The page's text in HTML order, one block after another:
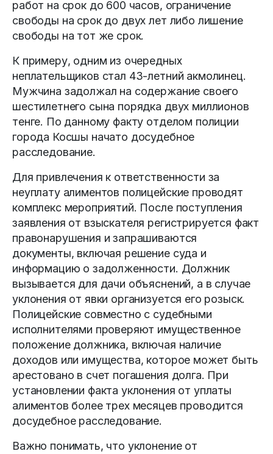
работ на срок до 600 часов, ограничение
свободы на срок до двух лет либо лишение
свободы на тот же срок.
К примеру, одним из очередных
неплательщиков стал 43-летний акмолинец.
Мужчина задолжал на содержание своего
шестилетнего сына порядка двух миллионов
тенге. По данному факту отделом полиции
города Косшы начато досудебное
расследование.
Для привлечения к ответственности за
неуплату алиментов полицейские проводят
комплекс мероприятий. После поступления
заявления от взыскателя регистрируется факт
правонарушения и запрашиваются
документы, включая решение суда и
информацию о задолженности. Должник
вызывается для дачи объяснений, а в случае
уклонения от явки организуется его розыск.
Полицейские совместно с судебными
исполнителями проверяют имущественное
положение должника, включая наличие
доходов или имущества, которое может быть
арестовано в счет погашения долга. При
установлении факта уклонения от уплаты
алиментов более трех месяцев проводится
досудебное расследование.
Важно понимать, что уклонение от